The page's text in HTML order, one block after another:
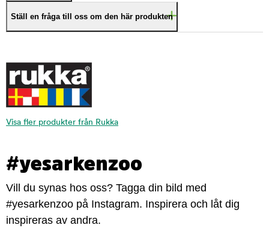
Ställ en fråga till oss om den här produkten
Visa fler produkter från Rukka
#yesarkenzoo
Vill du synas hos oss? Tagga din bild med
#yesarkenzoo på Instagram. Inspirera och låt dig
inspireras av andra.